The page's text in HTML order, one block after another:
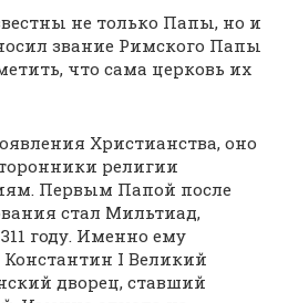
не только Папы, но и
звание Римского Папы
что сама церковь их
Христианства, оно
религии
Первым Папой после
стал Мильтиад,
году. Именно ему
I Великий
дворец, ставший